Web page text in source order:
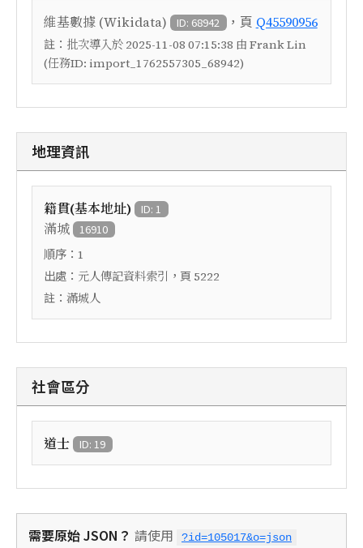
維基數據 (Wikidata) ID: 68942 ，頁 Q45590956
註： 批次導入於 2025-11-08 07:15:38 由 Frank Lin
(任務ID: import_1762557305_68942)
地理資訊
籍貫(基本地址) ID: 1
滿城 16910
順序： 1
出處： 元人傳記資料索引 ，頁 5222
註： 滿城人
社會區分
道士 ID: 19
需要原始 JSON？ 請使用 ?id=105017&o=json